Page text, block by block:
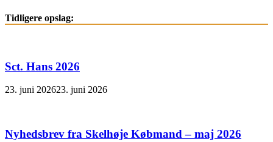
Tidligere opslag:
Sct. Hans 2026
23. juni 202623. juni 2026
Nyhedsbrev fra Skelhøje Købmand – maj 2026